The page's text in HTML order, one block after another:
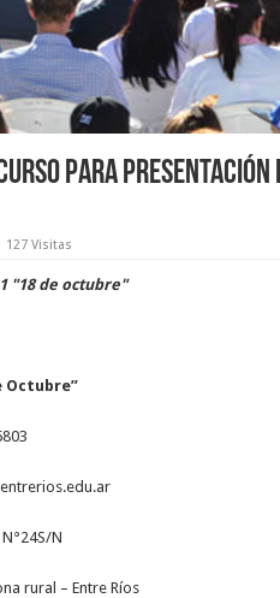
para presentación
127 Visitas
"18 de octubre"
Octubre”
N
rural – Entre Ríos